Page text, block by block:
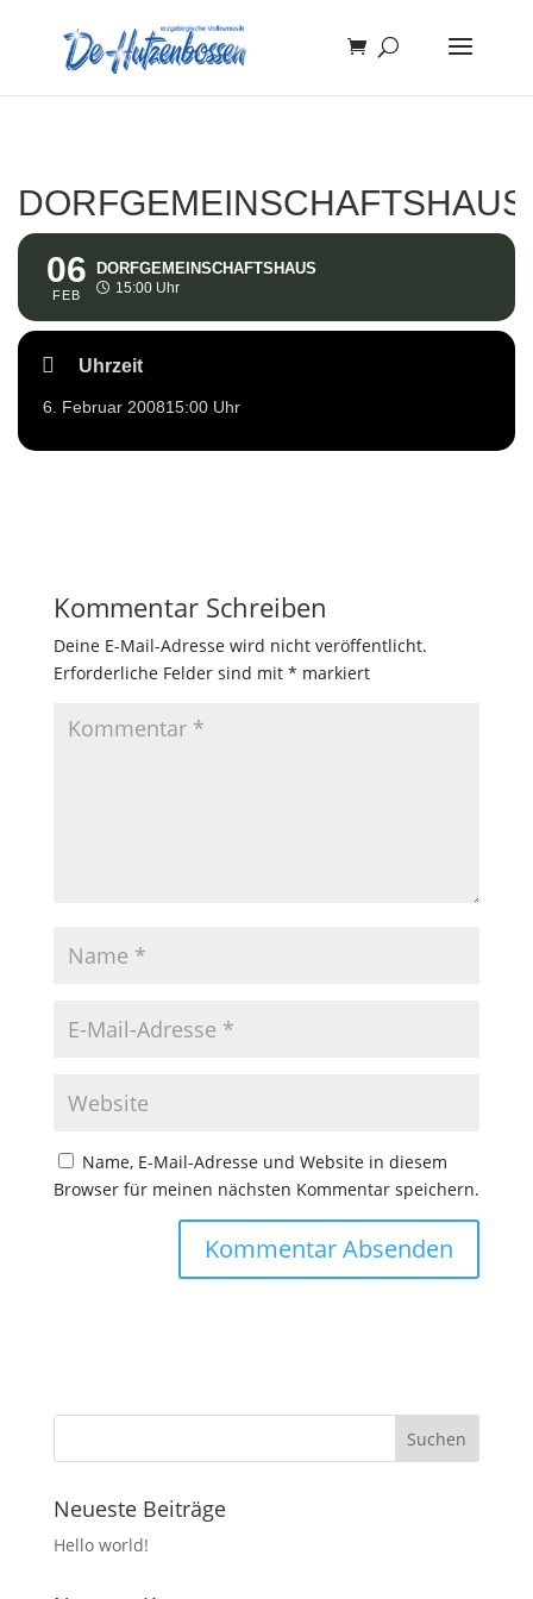
DORFGEMEINSCHAFTSHAUS
06
FEB
DORFGEMEINSCHAFTSHAUS
15:00 Uhr
Uhrzeit
6. Februar 200815:00 Uhr
Kommentar Schreiben
Deine E-Mail-Adresse wird nicht veröffentlicht.
Erforderliche Felder sind mit * markiert
Name, E-Mail-Adresse und Website in diesem
Browser für meinen nächsten Kommentar speichern.
Neueste Beiträge
Hello world!